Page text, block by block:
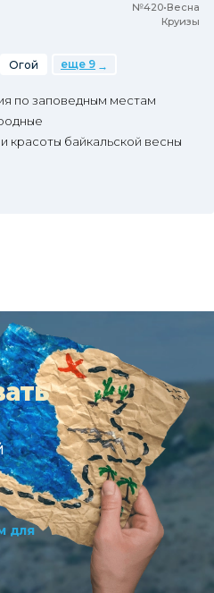
№420•Весна
Круизы
Огой еще 9
по заповедным местам
красоты байкальской весны
для